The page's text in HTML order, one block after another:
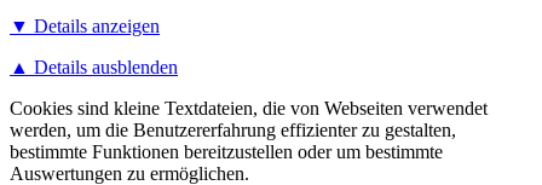
▼ Details anzeigen
▲ Details ausblenden
Cookies sind kleine Textdateien, die von Webseiten verwendet
werden, um die Benutzererfahrung effizienter zu gestalten,
bestimmte Funktionen bereitzustellen oder um bestimmte
Auswertungen zu ermöglichen.